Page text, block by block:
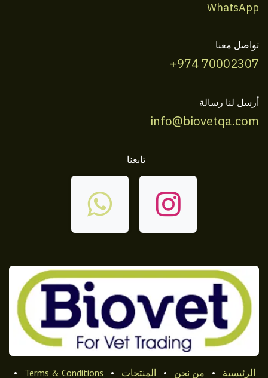
WhatsApp
تواصل معنا
+974 70002307
أرسل لنا رسالة
info@biovetqa.com
تابعنا
الرئيسية • من نحن • المنتجات •
Terms & Conditions
•